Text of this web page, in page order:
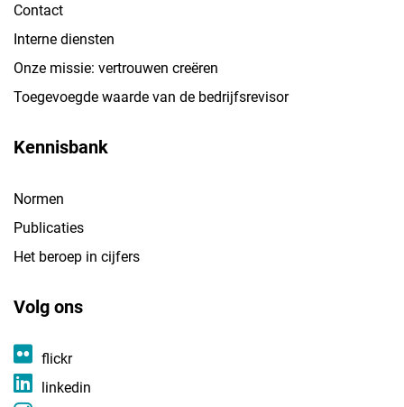
Contact
Interne diensten
Onze missie: vertrouwen creëren
Toegevoegde waarde van de bedrijfsrevisor
Kennisbank
Normen
Publicaties
Het beroep in cijfers
Volg ons
flickr
linkedin